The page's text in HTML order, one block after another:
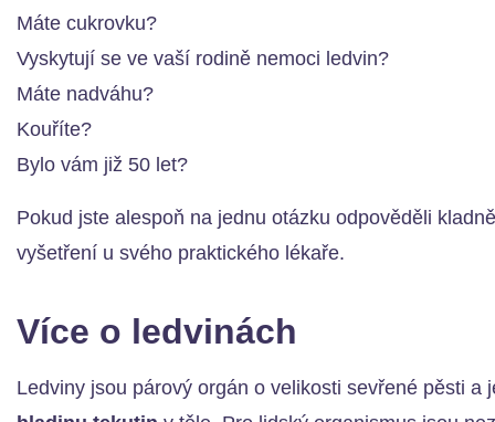
Máte cukrovku?
Vyskytují se ve vaší rodině nemoci ledvin?
Máte nadváhu?
Kouříte?
Bylo vám již 50 let?
Pokud jste alespoň na jednu otázku odpověděli
vyšetření u svého praktického lékaře.
Více o ledvinách
Ledviny jsou párový orgán o velikosti sevřené pěsti